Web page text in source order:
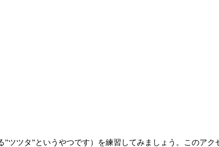
ツタ”というやつです）を練習してみましょう。このア